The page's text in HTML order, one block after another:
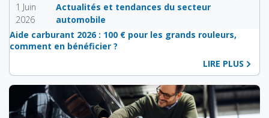
1 Juin
2026
Actualités et tendances du secteur
automobile
Aide carburant 2026 : 100 € pour les grands rouleurs,
comment en bénéficier ?
LIRE PLUS